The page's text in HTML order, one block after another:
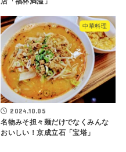
中華料理
2024.10.05
名物みそ担々麺だけでなくみんな
おいしい！京成立石「宝塔」